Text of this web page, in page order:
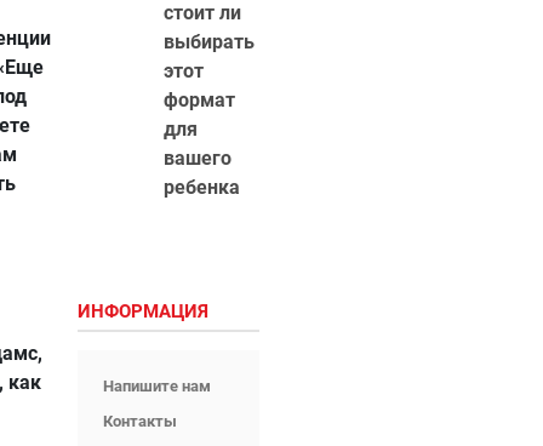
как
стоит ли
выбирать
этот
формат
для
вашего
ребенка
ИНФОРМАЦИЯ
Напишите нам
Контакты